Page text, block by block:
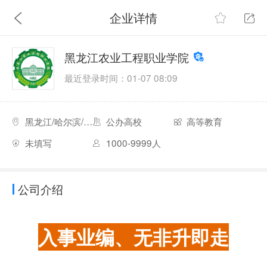
企业详情
黑龙江农业工程职业学院
最近登录时间：01-07 08:09
黑龙江/哈尔滨/南岗区 公办高校
高等教育
未填写
1000-9999人
公司介绍
入事业编、无非升即走